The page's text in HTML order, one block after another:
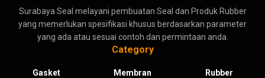
Surabaya Seal melayani pembuatan Seal dan Produk Rubber
yang memerlukan spesifikasi khusus berdasarkan parameter
yang ada atau sesuai contoh dan permintaan anda.
Category
Gasket
Membran
Rubber